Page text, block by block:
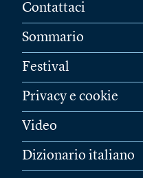
Contattaci
Sommario
Festival
Privacy e cookie
Video
Dizionario italiano